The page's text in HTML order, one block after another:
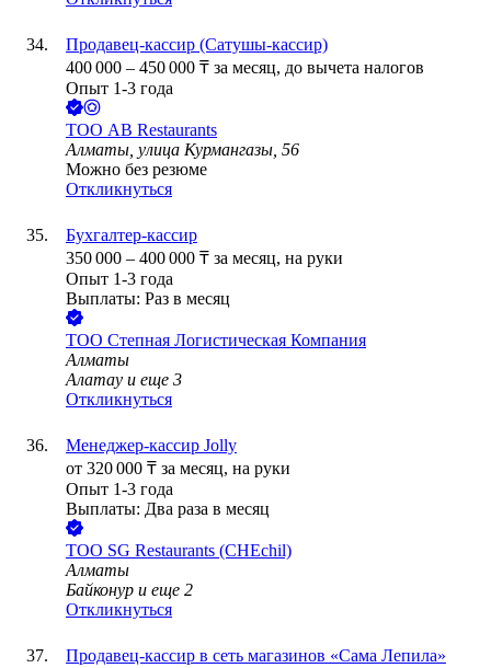
Продавец-кассир (Сатушы-кассир)
400 000 – 450 000 ₸ за месяц, до вычета налогов
Опыт 1-3 года
ТОО AB Restaurants
Алматы, улица Курмангазы, 56
Можно без резюме
Откликнуться
Бухгалтер-кассир
350 000 – 400 000 ₸ за месяц, на руки
Опыт 1-3 года
Выплаты: Раз в месяц
ТОО Степная Логистическая Компания
Алматы
Алатау и еще 3
Откликнуться
Менеджер-кассир Jolly
от 320 000 ₸ за месяц, на руки
Опыт 1-3 года
Выплаты: Два раза в месяц
ТОО SG Restaurants (CHEchil)
Алматы
Байконур и еще 2
Откликнуться
Продавец-кассир в сеть магазинов «Сама Лепила»